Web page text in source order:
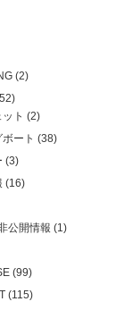
(2)
ット (2)
ボート (38)
(3)
(16)
公開情報 (1)
(99)
(115)